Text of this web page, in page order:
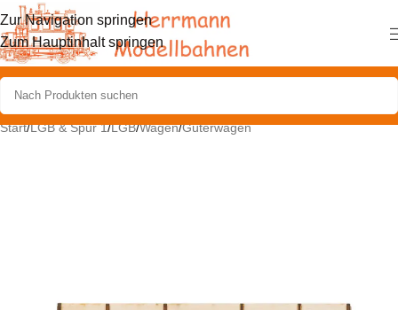
Zur Navigation springen
Zum Hauptinhalt springen
Start/LGB & Spur 1/LGB/Wagen/Güterwagen